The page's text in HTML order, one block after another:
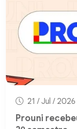
21 / Jul / 2026
Prouni